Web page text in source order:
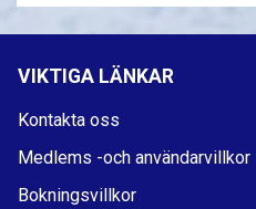
VIKTIGA LÄNKAR
Kontakta oss
Medlems -och användarvillkor
Bokningsvillkor